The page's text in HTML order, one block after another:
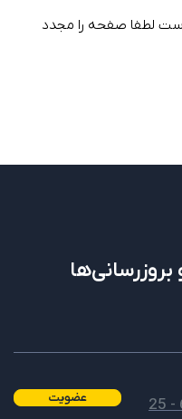
لطفا صفحه را مجدد
بروزرسانی‌ها
عضویت